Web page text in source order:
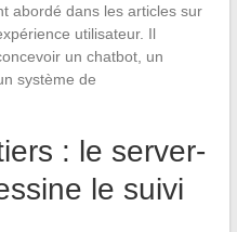
abordé dans les articles sur
utilisateur. Il
un chatbot, un
système de
: le server-
le suivi